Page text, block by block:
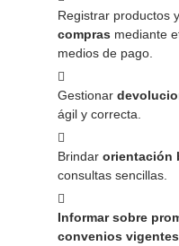
Registrar productos
compras mediante
medios de pago.
Gestionar
ágil y correcta.
Brindar orientación
consultas sencillas.
Informar sobre
convenios vigentes